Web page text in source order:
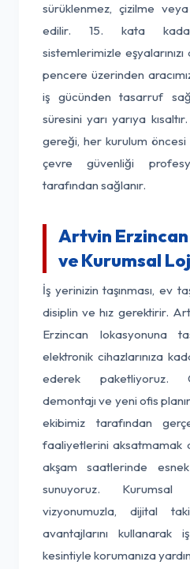
sürüklenmez, çizilme
edilir. 15. kata
sistemlerimizle
pencere üzerinden
iş gücünden tasarruf
süresini yarı yarıya
gereği, her kurulum öncesi
çevre güvenliği
tarafından sağlanır.
Artvin Erzincan
ve Kurumsal
İş yerinizin taşınması, ev
disiplin ve hız gerektirir.
Erzincan lokasyonuna
elektronik cihazlarınıza
ederek paketliyoruz.
demontajı ve yeni ofis
ekibimiz tarafından
faaliyetlerini aksatmamak
akşam saatlerinde
sunuyoruz. Kurumsal
vizyonumuzla, dijital
avantajlarını kullanarak
kesintiyle korumanıza